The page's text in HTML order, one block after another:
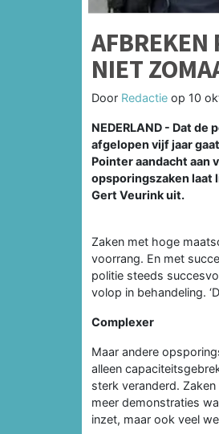
AFBREKEN
NIET
Door Redactie op 10
NEDERLAND - Dat
afgelopen vijf jaar
Pointer aandacht aan
opsporingszaken laat
Gert Veurink uit.
Zaken met hoge
voorrang. En met
politie steeds
volop in behandeling.
Complexer
Maar andere
alleen
sterk veranderd.
meer demonstraties
inzet, maar ook veel